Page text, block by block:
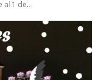
al 1 de...